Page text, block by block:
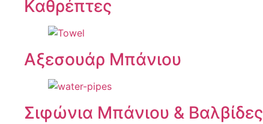
Καθρέπτες
Αξεσουάρ Μπάνιου
Σιφώνια Μπάνιου & Βαλβίδες